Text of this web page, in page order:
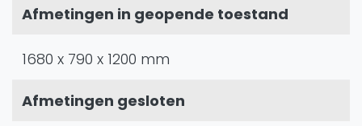
Afmetingen in geopende toestand
1680 x 790 x 1200 mm
Afmetingen gesloten